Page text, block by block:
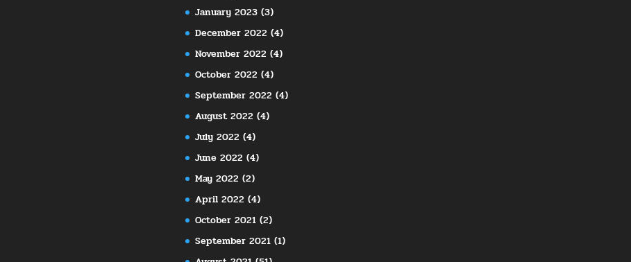
January 2023(3)
December 2022 (4)
November 2022 (4)
October 2022 (4)
September 2022 (4)
August 2022 (4)
July 2022 (4)
June 2022 (4)
May 2022 (2)
April 2022 (4)
October 2021(2)
September 2021(1)